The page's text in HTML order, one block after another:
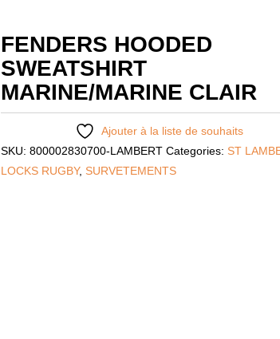
FENDERS HOODED
SWEATSHIRT
MARINE/MARINE CLAIR
Ajouter à la liste de souhaits
SKU: 800002830700-LAMBERT Categories: ST
LOCKS RUGBY, SURVETEMENTS